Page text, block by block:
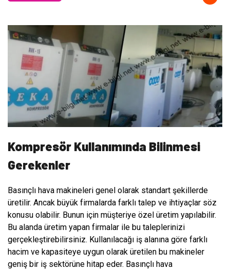
Kompresör Kullanımında Bilinmesi
Gerekenler
Basınçlı hava makineleri genel olarak standart şekillerde
üretilir. Ancak büyük firmalarda farklı talep ve ihtiyaçlar söz
konusu olabilir. Bunun için müşteriye özel üretim yapılabilir.
Bu alanda üretim yapan firmalar ile bu taleplerinizi
gerçekleştirebilirsiniz. Kullanılacağı iş alanına göre farklı
hacim ve kapasiteye uygun olarak üretilen bu makineler
geniş bir iş sektörüne hitap eder. Basınçlı hava